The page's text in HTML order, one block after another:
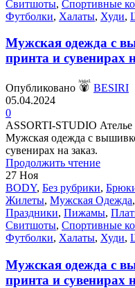
Свитшоты, Спортивные
Футболки, Халаты, Худи,
Мужская одежда с
принта и сувенирах
Опубликовано
BESIRI
05.04.2024
0
ASSORTI-STUDIO Ателье
Мужская одежда с
сувенирах на заказ.
Продолжить чтение
27 Ноя
BODY, Без рубрики,
Жилеты, Мужская Одежда,
Праздники, Пижамы,
Свитшоты, Спортивные
Футболки, Халаты, Худи,
Мужская одежда с
принта и сувенирах